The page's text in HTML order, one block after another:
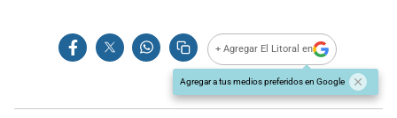
+ Agregar El Litoral en
Agregar a tus medios preferidos en Google